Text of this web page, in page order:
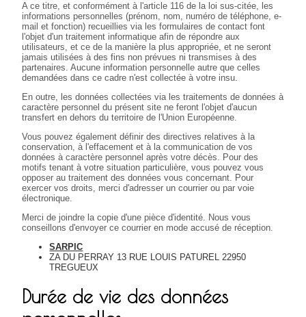
A ce titre, et conformément à l'article 116 de la loi sus-citée, les
informations personnelles (prénom, nom, numéro de téléphone, e-
mail et fonction) recueillies via les formulaires de contact font
l'objet d'un traitement informatique afin de répondre aux
utilisateurs, et ce de la manière la plus appropriée, et ne seront
jamais utilisées à des fins non prévues ni transmises à des
partenaires. Aucune information personnelle autre que celles
demandées dans ce cadre n'est collectée à votre insu.
En outre, les données collectées via les traitements de données à
caractère personnel du présent site ne feront l'objet d'aucun
transfert en dehors du territoire de l'Union Européenne.
Vous pouvez également définir des directives relatives à la
conservation, à l'effacement et à la communication de vos
données à caractère personnel après votre décès. Pour des
motifs tenant à votre situation particulière, vous pouvez vous
opposer au traitement des données vous concernant. Pour
exercer vos droits, merci d'adresser un courrier ou par voie
électronique.
Merci de joindre la copie d'une pièce d'identité. Nous vous
conseillons d'envoyer ce courrier en mode accusé de réception.
SARPIC
ZA DU PERRAY 13 RUE LOUIS PATUREL 22950
TREGUEUX
Durée de vie des données